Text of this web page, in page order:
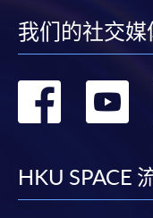
我们的社交媒
转
HKU SPACE